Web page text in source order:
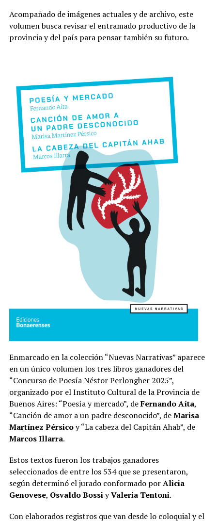
Acompañado de imágenes actuales y de archivo, este
volumen busca revisar el entramado productivo de la
provincia y del país para pensar también su futuro.
Enmarcado en la colección “Nuevas Narrativas” aparece
en un único volumen los tres libros ganadores del
“Concurso de Poesía Néstor Perlongher 2025”,
organizado por el Instituto Cultural de la Provincia de
Buenos Aires: “Poesía y mercado”, deFernando Aíta,
“Canción de amor a un padre desconocido”, deMarisa
Martínez Pérsicoy “La cabeza del Capitán Ahab”, de
Marcos Illarra.
Estos textos fueron los trabajos ganadores
seleccionados de entre los 534 que se presentaron,
según determinó el jurado conformado porAlicia
Genovese, Osvaldo BossiyValeria Tentoni.
Con elaborados registros que van desde lo coloquial y el